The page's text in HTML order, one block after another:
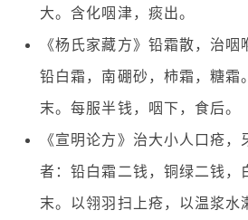
大。含化咽津，痰出。
《杨氏家藏方》铅霜散，治咽
铅白霜，南硼砂，柿霜，糖霜
末。每服半钱，咽下，食后。
《宣明论方》治大小人口疮，
者：铅白霜二钱，铜绿二钱，
末。以翎羽扫上疮，以温浆水